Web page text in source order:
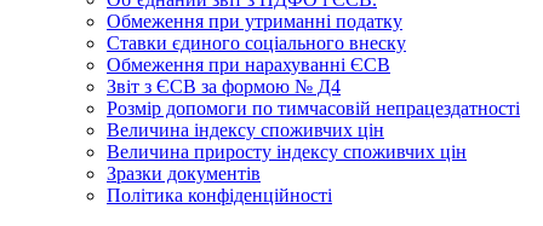
Обмеження при утриманні податку
Ставки єдиного соціального внеску
Обмеження при нарахуванні ЄСВ
Звіт з ЄСВ за формою № Д4
Розмір допомоги по тимчасовій непрацездатності
Величина індексу споживчих цін
Величина приросту індексу споживчих цін
Зразки документів
Політика конфіденційності